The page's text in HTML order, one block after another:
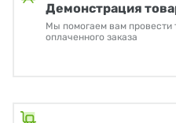
Демонстрация
Мы помогаем вам провести
оплаченного заказа